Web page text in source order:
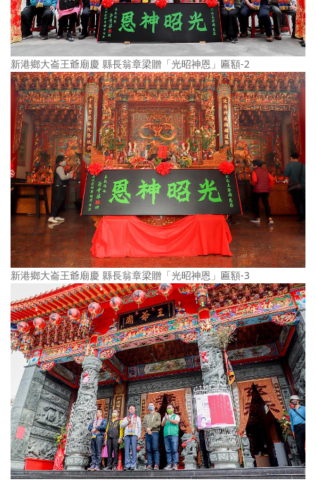
新港鄉大崙王爺廟慶 縣長翁章梁贈「光昭神恩」匾額-2
新港鄉大崙王爺廟慶 縣長翁章梁贈「光昭神恩」匾額-3